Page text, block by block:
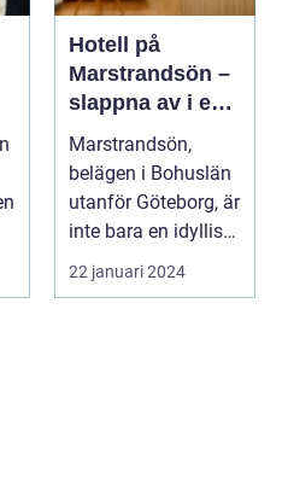
Hotell på
Marstrandsön –
slappna av i en
oas vid havet
Marstrandsön,
belägen i Bohuslän
utanför Göteborg, är
inte bara en idyllisk
plats rik på historia
oc...
22 januari 2024